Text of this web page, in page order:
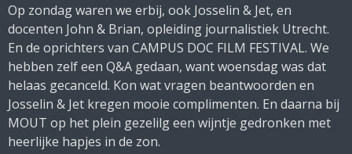
Op zondag waren we erbij, ook Josselin & Jet, en
docenten John & Brian, opleiding journalistiek Utrecht.
En de oprichters van CAMPUS DOC FILM FESTIVAL. We
hebben zelf een Q&A gedaan, want woensdag was dat
helaas gecanceld. Kon wat vragen beantwoorden en
Josselin & Jet kregen mooie complimenten. En daarna bij
MOUT op het plein gezelilg een wijntje gedronken met
heerlijke hapjes in de zon.